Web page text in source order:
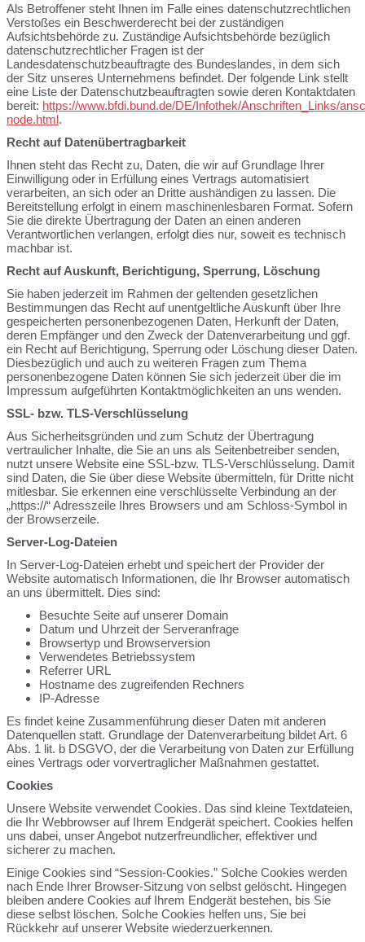
Als Betroffener steht Ihnen im Falle eines datenschutzrechtlichen
Verstoßes ein Beschwerderecht bei der zuständigen
Aufsichtsbehörde zu. Zuständige Aufsichtsbehörde bezüglich
datenschutzrechtlicher Fragen ist der
Landesdatenschutzbeauftragte des Bundeslandes, in dem sich
der Sitz unseres Unternehmens befindet. Der folgende Link stellt
eine Liste der Datenschutzbeauftragten sowie deren Kontaktdaten
bereit: https://www.bfdi.bund.de/DE/Infothek/Anschriften_Links/
node.html.
Recht auf Datenübertragbarkeit
Ihnen steht das Recht zu, Daten, die wir auf Grundlage Ihrer
Einwilligung oder in Erfüllung eines Vertrags automatisiert
verarbeiten, an sich oder an Dritte aushändigen zu lassen. Die
Bereitstellung erfolgt in einem maschinenlesbaren Format. Sofern
Sie die direkte Übertragung der Daten an einen anderen
Verantwortlichen verlangen, erfolgt dies nur, soweit es technisch
machbar ist.
Recht auf Auskunft, Berichtigung, Sperrung, Löschung
Sie haben jederzeit im Rahmen der geltenden gesetzlichen
Bestimmungen das Recht auf unentgeltliche Auskunft über Ihre
gespeicherten personenbezogenen Daten, Herkunft der Daten,
deren Empfänger und den Zweck der Datenverarbeitung und ggf.
ein Recht auf Berichtigung, Sperrung oder Löschung dieser Daten.
Diesbezüglich und auch zu weiteren Fragen zum Thema
personenbezogene Daten können Sie sich jederzeit über die im
Impressum aufgeführten Kontaktmöglichkeiten an uns wenden.
SSL- bzw. TLS-Verschlüsselung
Aus Sicherheitsgründen und zum Schutz der Übertragung
vertraulicher Inhalte, die Sie an uns als Seitenbetreiber senden,
nutzt unsere Website eine SSL-bzw. TLS-Verschlüsselung. Damit
sind Daten, die Sie über diese Website übermitteln, für Dritte nicht
mitlesbar. Sie erkennen eine verschlüsselte Verbindung an der
„https://“ Adresszeile Ihres Browsers und am Schloss-Symbol in
der Browserzeile.
Server-Log-Dateien
In Server-Log-Dateien erhebt und speichert der Provider der
Website automatisch Informationen, die Ihr Browser automatisch
an uns übermittelt. Dies sind:
Besuchte Seite auf unserer Domain
Datum und Uhrzeit der Serveranfrage
Browsertyp und Browserversion
Verwendetes Betriebssystem
Referrer URL
Hostname des zugreifenden Rechners
IP-Adresse
Es findet keine Zusammenführung dieser Daten mit anderen
Datenquellen statt. Grundlage der Datenverarbeitung bildet Art. 6
Abs. 1 lit. b DSGVO, der die Verarbeitung von Daten zur Erfüllung
eines Vertrags oder vorvertraglicher Maßnahmen gestattet.
Cookies
Unsere Website verwendet Cookies. Das sind kleine Textdateien,
die Ihr Webbrowser auf Ihrem Endgerät speichert. Cookies helfen
uns dabei, unser Angebot nutzerfreundlicher, effektiver und
sicherer zu machen.
Einige Cookies sind “Session-Cookies.” Solche Cookies werden
nach Ende Ihrer Browser-Sitzung von selbst gelöscht. Hingegen
bleiben andere Cookies auf Ihrem Endgerät bestehen, bis Sie
diese selbst löschen. Solche Cookies helfen uns, Sie bei
Rückkehr auf unserer Website wiederzuerkennen.